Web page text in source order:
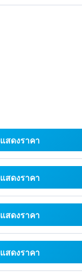
แสดงราคา
แสดงราคา
แสดงราคา
แสดงราคา